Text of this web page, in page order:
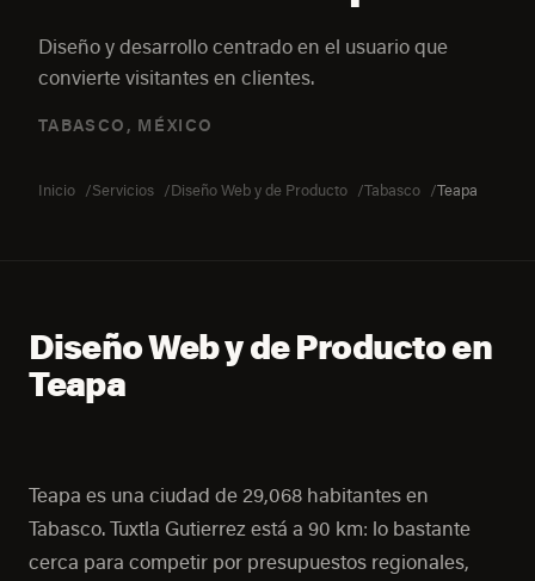
Diseño y desarrollo centrado en el usuario que
convierte visitantes en clientes.
TABASCO, MÉXICO
Inicio Servicios Diseño Web y de Producto Tabasco Teapa
Diseño Web y de Producto en
Teapa
Teapa es una ciudad de 29,068 habitantes en
Tabasco. Tuxtla Gutierrez está a 90 km: lo bastante
cerca para competir por presupuestos regionales,